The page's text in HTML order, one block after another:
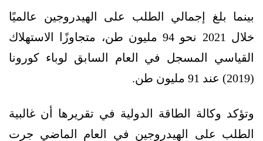
بينما بلغ إجمالي الطلب على الهيدروجين عالميًا
خلال 2021 نحو 94 مليون طن، متجاوزًا الاستهلاك
القياسي المسجل في العام السابق لوباء كورونا
(2019) عند 91 مليون طن.
وتؤكد وكالة الطاقة الدولية في تقريرها أن غالبية
الطلب على الهيدروجين في العام الماضي جرت